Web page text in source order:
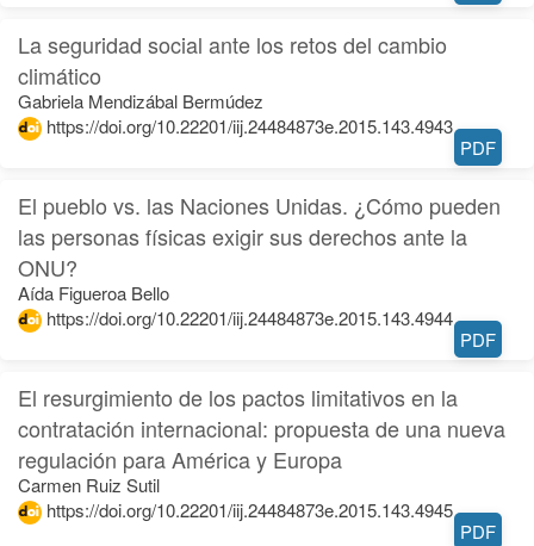
La seguridad social ante los retos del cambio
climático
Gabriela Mendizábal Bermúdez
https://doi.org/10.22201/iij.24484873e.2015.143.4943
PDF
El pueblo vs. las Naciones Unidas. ¿Cómo pueden
las personas físicas exigir sus derechos ante la
ONU?
Aída Figueroa Bello
https://doi.org/10.22201/iij.24484873e.2015.143.4944
PDF
El resurgimiento de los pactos limitativos en la
contratación internacional: propuesta de una nueva
regulación para América y Europa
Carmen Ruiz Sutil
https://doi.org/10.22201/iij.24484873e.2015.143.4945
PDF